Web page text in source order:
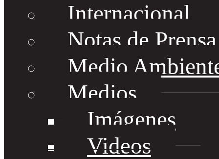
Internacional
Notas de
Medio
Medios
Imágenes
Videos